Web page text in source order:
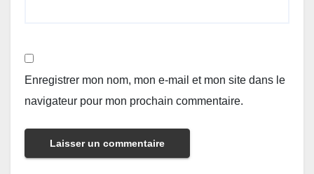
Enregistrer mon nom, mon e-mail et mon site dans le
navigateur pour mon prochain commentaire.